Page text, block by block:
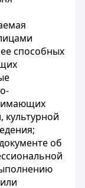
способных
культурной
об